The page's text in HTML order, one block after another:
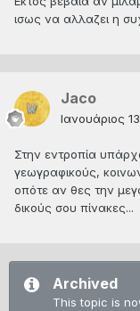
ισως να αλλαζει η
Jaco
Ιανουάριος
Στην εντροπία
γεωγραφικούς,
οπότε αν θες την
δικούς σου πίνακες...
Archived
This topic is